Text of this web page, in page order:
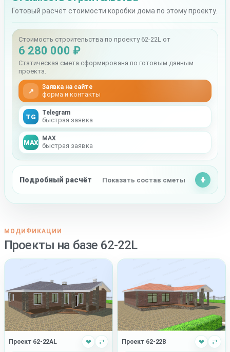
Готовый расчёт стоимости коробки дома по этому проекту.
Стоимость строительства по проекту 62-22L от
6 280 000 ₽
Статическая смета сформирована по готовым данным
проекта.
↗
Заявка на сайте
форма и контакты
TG
Telegram
быстрая заявка
MAX
MAX
быстрая заявка
Подробный расчёт Показать состав сметы
МОДИФИКАЦИИ
Проекты на базе 62-22L
Проект 62-22AL ❤ ⇄ Проект 62-22B ❤ ⇄